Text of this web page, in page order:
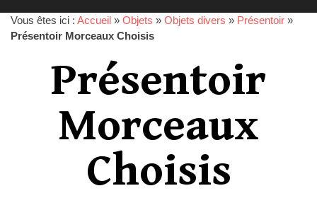
Vous êtes ici : Accueil » Objets » Objets divers » Présentoir »
Présentoir Morceaux Choisis
Présentoir
Morceaux
Choisis